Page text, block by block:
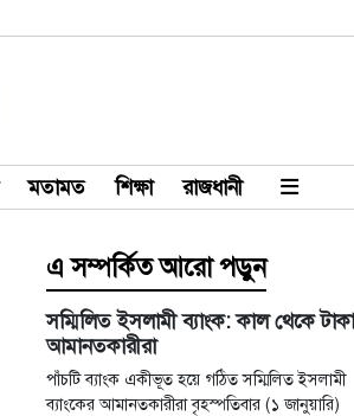
মতামত শিক্ষা রাজধানী
এ সম্পর্কিত আরো পড়ুন
সম্মিলিত ইসলামী ব্যাংক: কাল থেকে
আমানতকারীরা
পাঁচটি ব্যাংক একীভূত হয়ে গঠিত সম্মিলিত ইসলামী
ব্যাংকের আমানতকারীরা বৃহস্পতিবার (১ জানুয়ারি)